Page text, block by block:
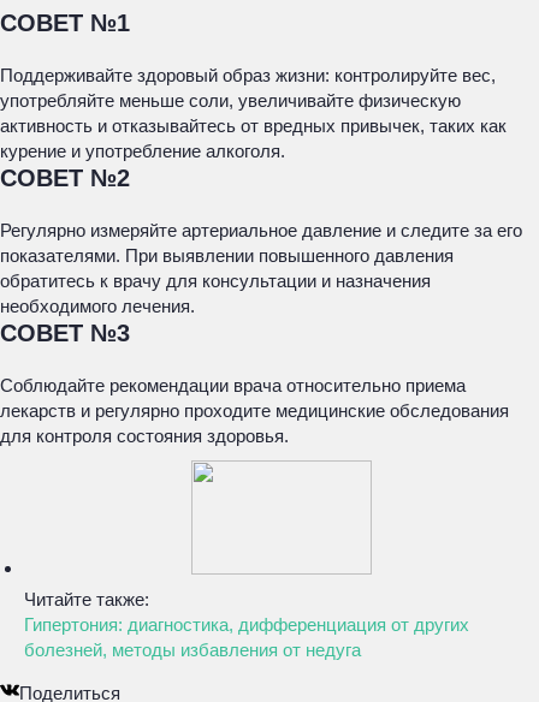
СОВЕТ №1
Поддерживайте здоровый образ жизни: контролируйте вес,
употребляйте меньше соли, увеличивайте физическую
активность и отказывайтесь от вредных привычек, таких как
курение и употребление алкоголя.
СОВЕТ №2
Регулярно измеряйте артериальное давление и следите за его
показателями. При выявлении повышенного давления
обратитесь к врачу для консультации и назначения
необходимого лечения.
СОВЕТ №3
Соблюдайте рекомендации врача относительно приема
лекарств и регулярно проходите медицинские обследования
для контроля состояния здоровья.
Читайте также:
Гипертония: диагностика, дифференциация от других
болезней, методы избавления от недуга
Поделиться